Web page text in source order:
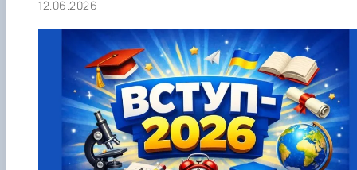
12.06.2026